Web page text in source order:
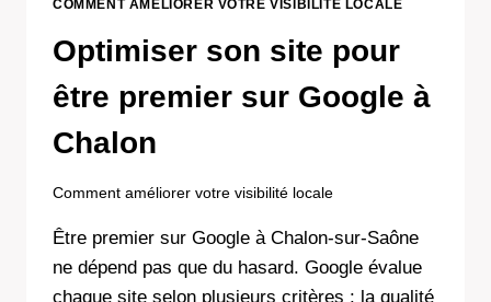
COMMENT AMÉLIORER VOTRE VISIBILITÉ LOCALE
Optimiser son site pour
être premier sur Google à
Chalon
Comment améliorer votre visibilité locale
Être premier sur Google à Chalon-sur-Saône
ne dépend pas que du hasard. Google évalue
chaque site selon plusieurs critères : la qualité